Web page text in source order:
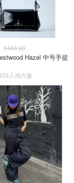
浆机非常满意，
上把干黄豆和水放
来就可以直接喝
啦！
£440.00
Hazel 中号手提
人感兴趣